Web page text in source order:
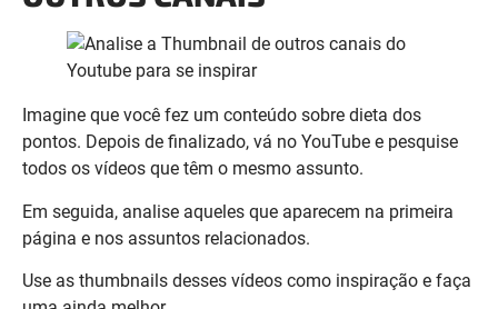
Imagine que você fez um conteúdo sobre dieta dos
pontos. Depois de finalizado, vá no YouTube e pesquise
todos os vídeos que têm o mesmo assunto.
Em seguida, analise aqueles que aparecem na primeira
página e nos assuntos relacionados.
Use as thumbnails desses vídeos como inspiração e faça
uma ainda melhor.
21. PENSE EM UM TÍTULO
SURPREENDENTE